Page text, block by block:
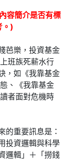
容簡介是否有標
。)
芭樂，投資基金
班族死薪水行
，如《我靠基金
、《我靠基金
者面對危機時
的重要訊息是：
投資邏輯與科學
邏輯」＋「撈錢